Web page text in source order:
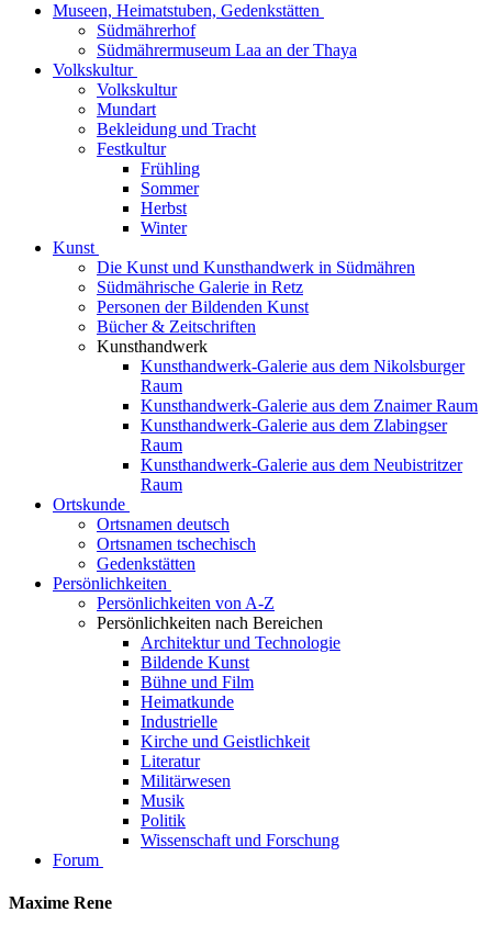
Museen, Heimatstuben, Gedenkstätten
Südmährerhof
Südmährermuseum Laa an der Thaya
Volkskultur
Volkskultur
Mundart
Bekleidung und Tracht
Festkultur
Frühling
Sommer
Herbst
Winter
Kunst
Die Kunst und Kunsthandwerk in Südmähren
Südmährische Galerie in Retz
Personen der Bildenden Kunst
Bücher & Zeitschriften
Kunsthandwerk
Kunsthandwerk-Galerie aus dem Nikolsburger
Raum
Kunsthandwerk-Galerie aus dem Znaimer Raum
Kunsthandwerk-Galerie aus dem Zlabingser
Raum
Kunsthandwerk-Galerie aus dem Neubistritzer
Raum
Ortskunde
Ortsnamen deutsch
Ortsnamen tschechisch
Gedenkstätten
Persönlichkeiten
Persönlichkeiten von A-Z
Persönlichkeiten nach Bereichen
Architektur und Technologie
Bildende Kunst
Bühne und Film
Heimatkunde
Industrielle
Kirche und Geistlichkeit
Literatur
Militärwesen
Musik
Politik
Wissenschaft und Forschung
Forum
Maxime Rene